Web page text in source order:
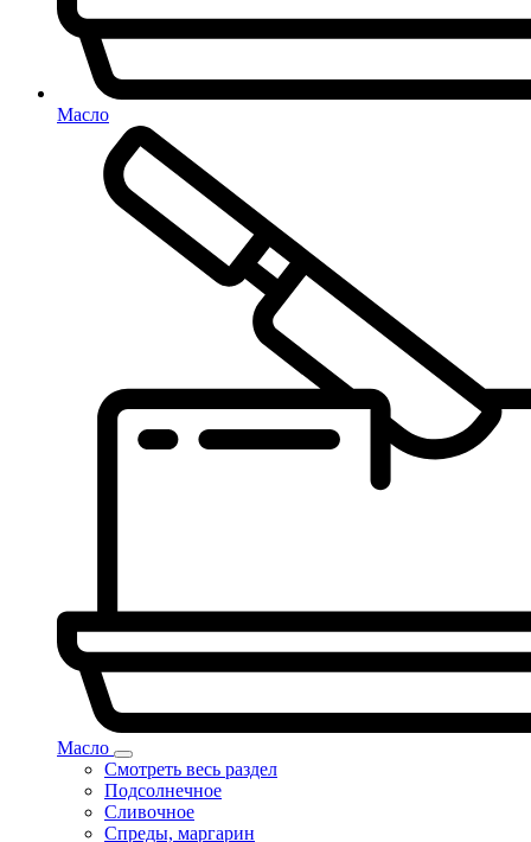
Масло
Масло
Смотреть весь раздел
Подсолнечное
Сливочное
Спреды, маргарин